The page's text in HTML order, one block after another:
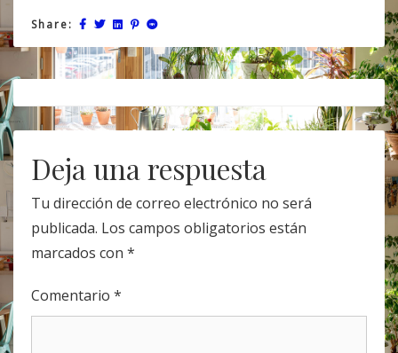
Share:
Post
navigation
Deja una respuesta
Tu dirección de correo electrónico no será
publicada. Los campos obligatorios están
marcados con *
Comentario *